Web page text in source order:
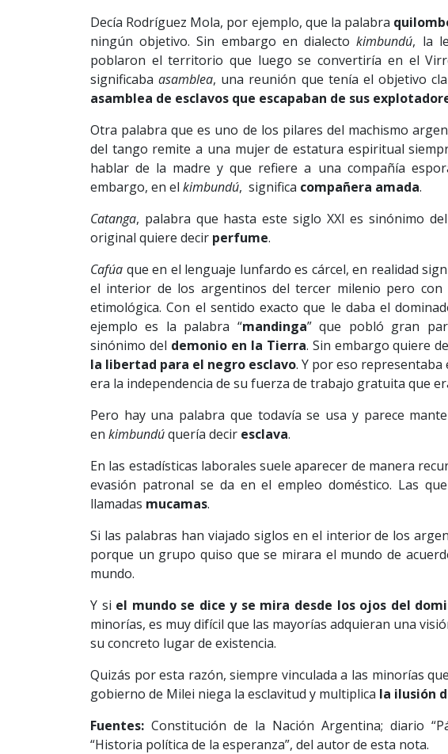
Decía Rodríguez Mola, por ejemplo, que la palabra
ningún objetivo. Sin embargo en dialectokimbundú, la
poblaron el territorio que luego se convertiría en el
significabaasamblea, una reunión que tenía el objetivo
asamblea de esclavos que escapaban de sus
Otra palabra que es uno de los pilares del machismo
del tango remite a una mujer de estatura espiritual
hablar de la madre y que refiere a una compañía
embargo, en el kimbundú, significa compañera amada.
Catanga, palabra que hasta este siglo XXI es sinónimo
original quiere decir perfume.
Cafúa que en el lenguaje lunfardo es cárcel, en realidad
el interior de los argentinos del tercer milenio pero con
etimológica. Con el sentido exacto que le daba el
ejemplo es la palabra “mandinga” que pobló gran
sinónimo del demonio en la Tierra. Sin embargo quiere
la libertad para el negro esclavo. Y por eso
era la independencia de su fuerza de trabajo gratuita que
Pero hay una palabra que todavía se usa y parece
en kimbundúquería decir esclava.
En las estadísticas laborales suele aparecer de manera
evasión patronal se da en el empleo doméstico. Las
llamadas mucamas.
Si las palabras han viajado siglos en el interior de los
porque un grupo quiso que se mirara el mundo de
mundo.
Y si el mundo se dice y se mira desde los ojos del
minorías, es muy difícil que las mayorías adquieran una
su concreto lugar de existencia.
Quizás por esta razón, siempre vinculada a las minorías
gobierno de Milei niega la esclavitud y multiplica la ilusión
Fuentes: Constitución de la Nación Argentina; diario
“Historia política de la esperanza”, del autor de esta nota.